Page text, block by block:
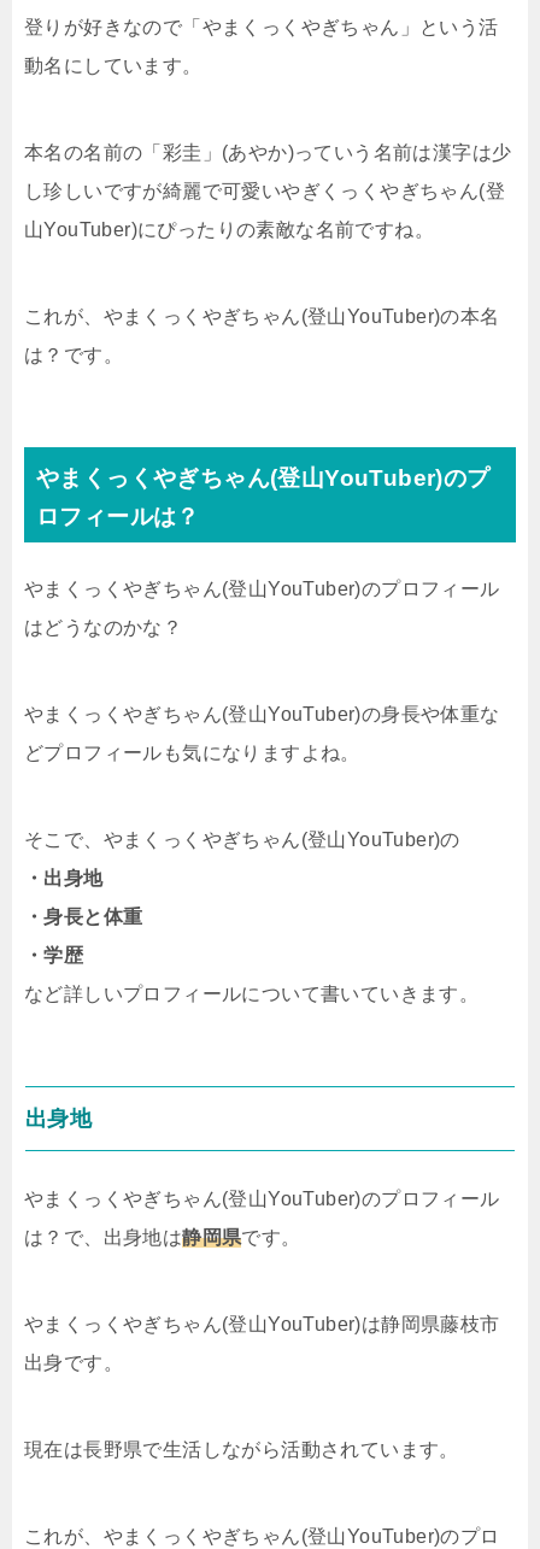
登りが好きなので「やまくっくやぎちゃん」という活
動名にしています。
本名の名前の「彩圭」(あやか)っていう名前は漢字は少
し珍しいですが綺麗で可愛いやぎくっくやぎちゃん(登
山YouTuber)にぴったりの素敵な名前ですね。
これが、やまくっくやぎちゃん(登山YouTuber)の本名
は？です。
やまくっくやぎちゃん(登山YouTuber)のプ
ロフィールは？
やまくっくやぎちゃん(登山YouTuber)のプロフィール
はどうなのかな？
やまくっくやぎちゃん(登山YouTuber)の身長や体重な
どプロフィールも気になりますよね。
そこで、やまくっくやぎちゃん(登山YouTuber)の
・出身地
・身長と体重
・学歴
など詳しいプロフィールについて書いていきます。
出身地
やまくっくやぎちゃん(登山YouTuber)のプロフィール
は？で、出身地は静岡県です。
やまくっくやぎちゃん(登山YouTuber)は静岡県藤枝市
出身です。
現在は長野県で生活しながら活動されています。
これが、やまくっくやぎちゃん(登山YouTuber)のプロ